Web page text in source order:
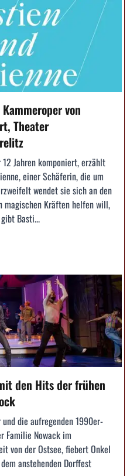
von
Theater
Jahren komponiert, erzählt
einer Schäferin, die um
wendet sie sich an den
magischen Kräften helfen will,
Basti...
den Hits der frühen
die aufregenden 1990er-
Familie Nowack im
von der Ostsee, fiebert Onkel
anstehenden Dorffest